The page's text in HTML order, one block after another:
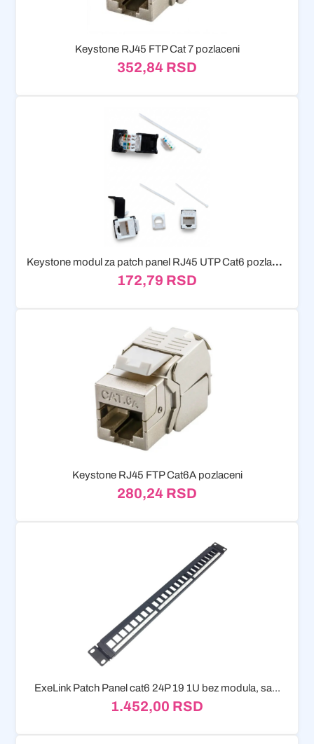
Keystone RJ45 FTP Cat 7 pozlaceni
352,84 RSD
Keystone modul za patch panel RJ45 UTP Cat6 pozlaceni
172,79 RSD
Keystone RJ45 FTP Cat6A pozlaceni
280,24 RSD
ExeLink Patch Panel cat6 24P 19 1U bez modula, sa...
1.452,00 RSD